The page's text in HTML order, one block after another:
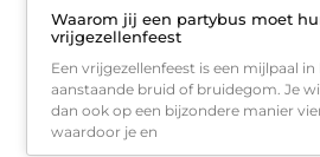
Waarom jij een partybus moet
vrijgezellenfeest
Een vrijgezellenfeest is een mijlpaal
aanstaande bruid of bruidegom. Je
dan ook op een bijzondere manier
waardoor je en